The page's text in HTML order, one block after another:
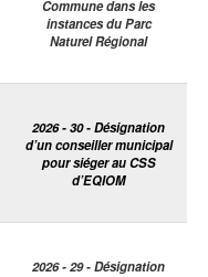
Commune dans les
instances du Parc
Naturel Régional
2026 - 30 - Désignation
d’un conseiller municipal
pour siéger au CSS
d’EQIOM
2026 - 29 - Désignation